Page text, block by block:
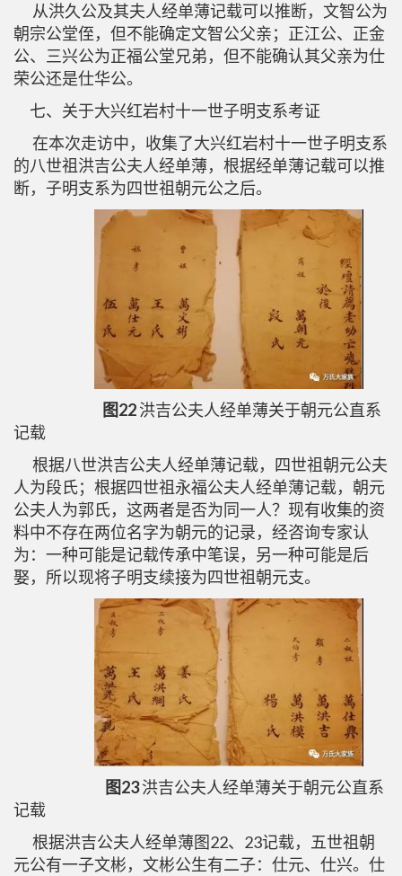
从洪久公及其夫人经单薄记载可以推断，文智公为
朝宗公堂侄，但不能确定文智公父亲；正江公、正金
公、三兴公为正福公堂兄弟，但不能确认其父亲为仕
荣公还是仕华公。
七、关于大兴红岩村十一世子明支系考证
在本次走访中，收集了大兴红岩村十一世子明支系
的八世祖洪吉公夫人经单薄，根据经单薄记载可以推
断，子明支系为四世祖朝元公之后。
图22洪吉公夫人经单薄关于朝元公直系
记载
根据八世洪吉公夫人经单薄记载，四世祖朝元公夫
人为段氏；根据四世祖永福公夫人经单薄记载，朝元
公夫人为郭氏，这两者是否为同一人？现有收集的资
料中不存在两位名字为朝元的记录，经咨询专家认
为：一种可能是记载传承中笔误，另一种可能是后
娶，所以现将子明支续接为四世祖朝元支。
图23洪吉公夫人经单薄关于朝元公直系
记载
根据洪吉公夫人经单薄图22、23记载，五世祖朝
元公有一子文彬，文彬公生有二子：仕元、仕兴。仕